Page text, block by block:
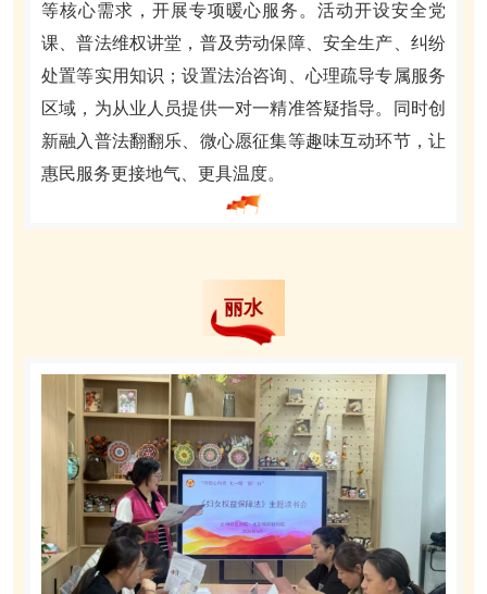
等核心需求，开展专项暖心服务。活动开设安全党
课、普法维权讲堂，普及劳动保障、安全生产、纠纷
处置等实用知识；设置法治咨询、心理疏导专属服务
区域，为从业人员提供一对一精准答疑指导。同时创
新融入普法翻翻乐、微心愿征集等趣味互动环节，让
惠民服务更接地气、更具温度。
丽水